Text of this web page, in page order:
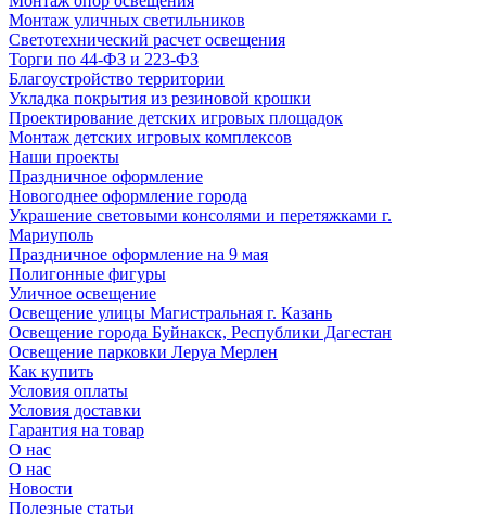
Монтаж уличных светильников
Светотехнический расчет освещения
Торги по 44-ФЗ и 223-ФЗ
Благоустройство территории
Укладка покрытия из резиновой крошки
Проектирование детских игровых площадок
Монтаж детских игровых комплексов
Наши проекты
Праздничное оформление
Новогоднее оформление города
Украшение световыми консолями и перетяжками г.
Мариуполь
Праздничное оформление на 9 мая
Полигонные фигуры
Уличное освещение
Освещение улицы Магистральная г. Казань
Освещение города Буйнакск, Республики Дагестан
Освещение парковки Леруа Мерлен
Как купить
Условия оплаты
Условия доставки
Гарантия на товар
О нас
О нас
Новости
Полезные статьи